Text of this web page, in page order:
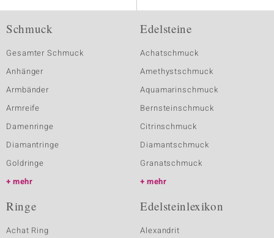
Schmuck
Gesamter Schmuck
Anhänger
Armbänder
Armreife
Damenringe
Diamantringe
Goldringe
mehr
Edelsteine
Achatschmuck
Amethystschmuck
Aquamarinschmuck
Bernsteinschmuck
Citrinschmuck
Diamantschmuck
Granatschmuck
mehr
Ringe
Achat Ring
Edelsteinlexikon
Alexandrit